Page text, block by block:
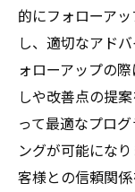
的にフォローア
し、適切なアド
ォローアップの
しや改善点の提
って最適なプロ
ングが可能にな
客様との信頼関